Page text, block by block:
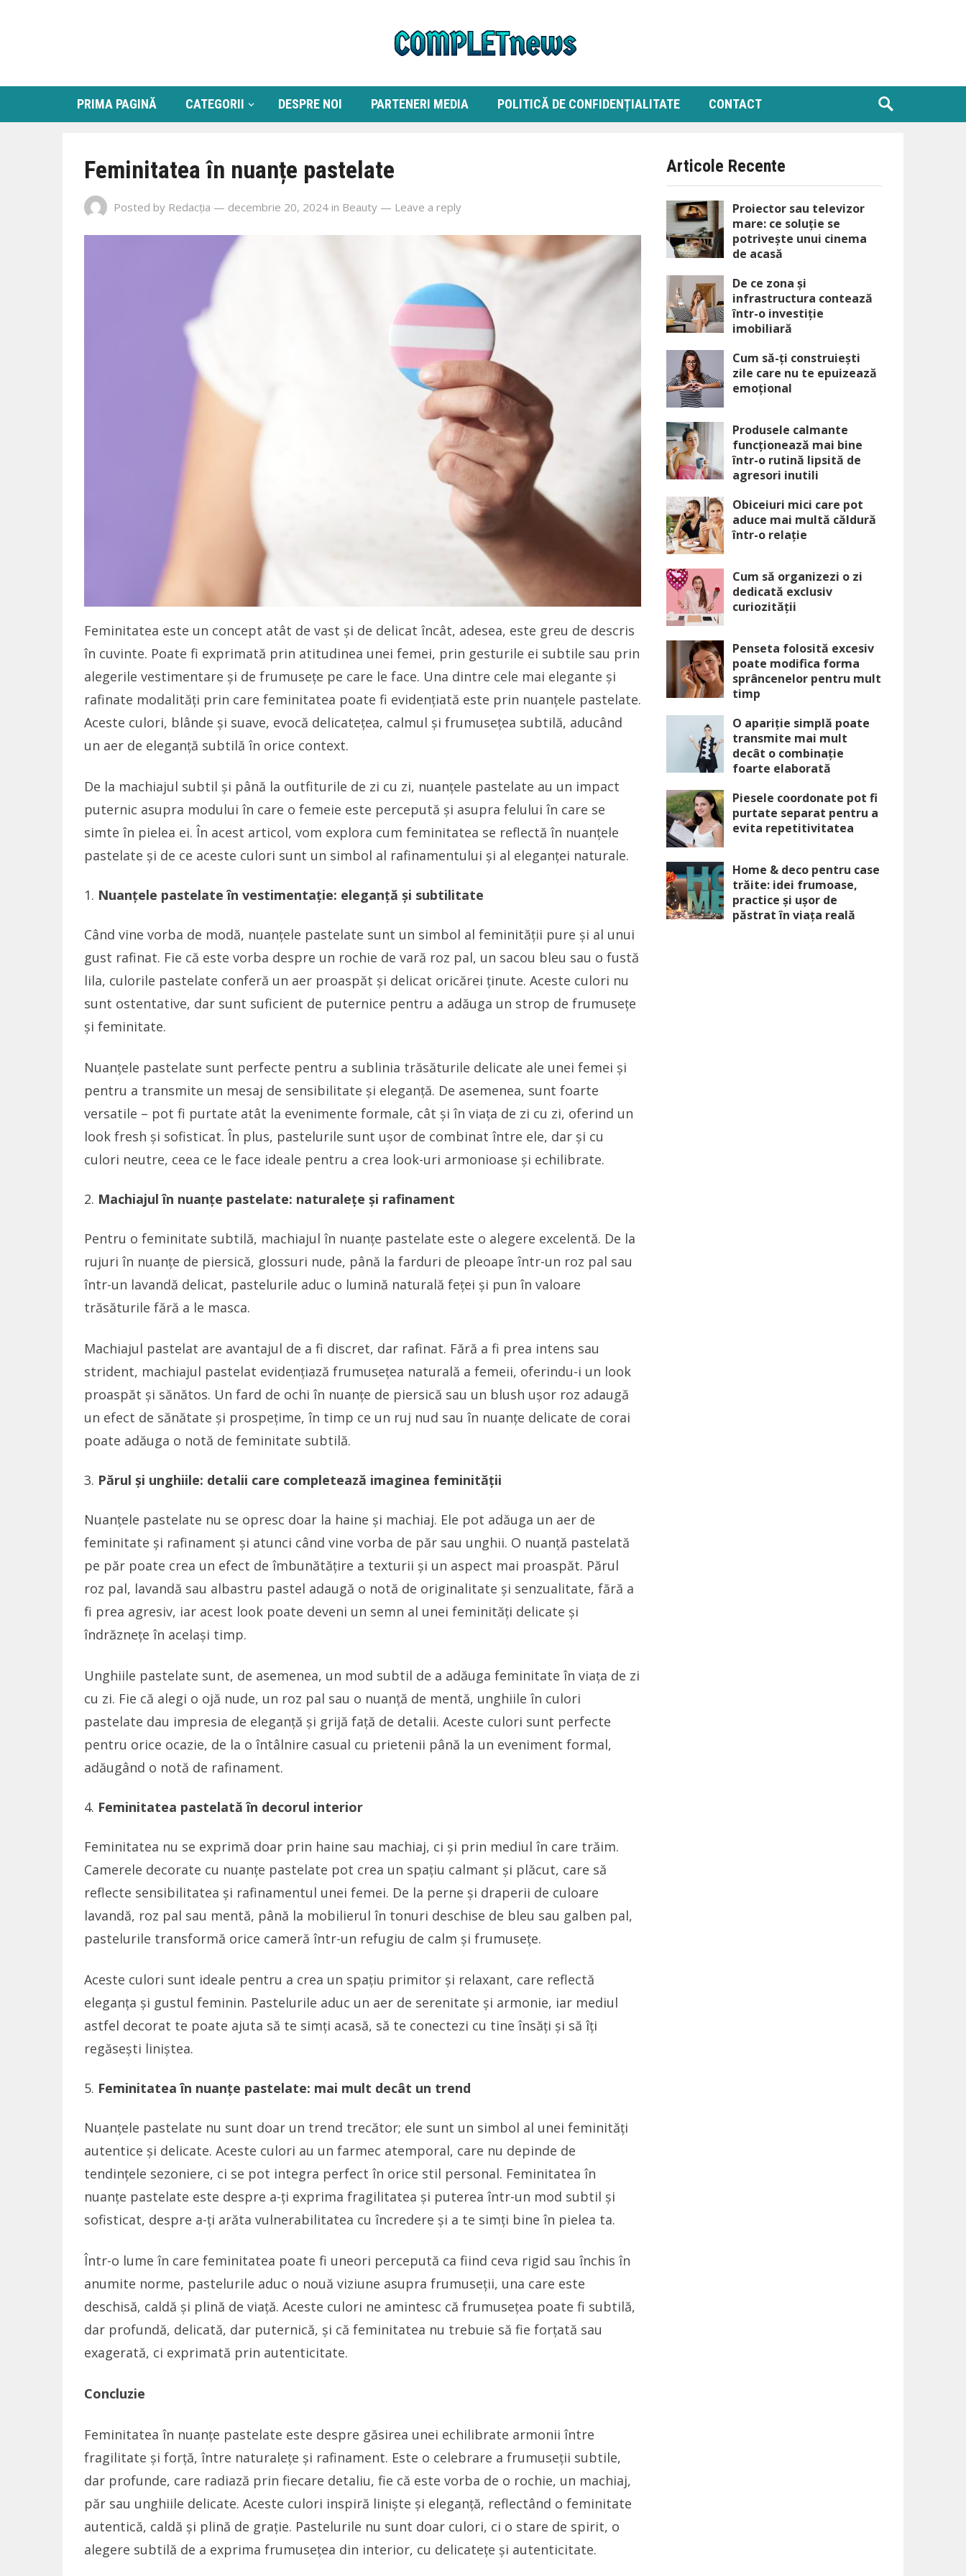
PRIMA PAGINĂ CATEGORII DESPRE NOI PARTENERI MEDIA POLITICĂ DE CONFIDENȚIALITATE CONTACT
Feminitatea în nuanțe pastelate
Posted by Redacția — decembrie 20, 2024 in Beauty — Leave a reply
Feminitatea este un concept atât de vast și de delicat încât, adesea, este greu de descris
în cuvinte. Poate fi exprimată prin atitudinea unei femei, prin gesturile ei subtile sau prin
alegerile vestimentare și de frumusețe pe care le face. Una dintre cele mai elegante și
rafinate modalități prin care feminitatea poate fi evidențiată este prin nuanțele pastelate.
Aceste culori, blânde și suave, evocă delicatețea, calmul și frumusețea subtilă, aducând
un aer de eleganță subtilă în orice context.
De la machiajul subtil și până la outfiturile de zi cu zi, nuanțele pastelate au un impact
puternic asupra modului în care o femeie este percepută și asupra felului în care se
simte în pielea ei. În acest articol, vom explora cum feminitatea se reflectă în nuanțele
pastelate și de ce aceste culori sunt un simbol al rafinamentului și al eleganței naturale.
Nuanțele pastelate în vestimentație: eleganță și subtilitate
Când vine vorba de modă, nuanțele pastelate sunt un simbol al feminității pure și al unui
gust rafinat. Fie că este vorba despre un rochie de vară roz pal, un sacou bleu sau o fustă
lila, culorile pastelate conferă un aer proaspăt și delicat oricărei ținute. Aceste culori nu
sunt ostentative, dar sunt suficient de puternice pentru a adăuga un strop de frumusețe
și feminitate.
Nuanțele pastelate sunt perfecte pentru a sublinia trăsăturile delicate ale unei femei și
pentru a transmite un mesaj de sensibilitate și eleganță. De asemenea, sunt foarte
versatile – pot fi purtate atât la evenimente formale, cât și în viața de zi cu zi, oferind un
look fresh și sofisticat. În plus, pastelurile sunt ușor de combinat între ele, dar și cu
culori neutre, ceea ce le face ideale pentru a crea look-uri armonioase și echilibrate.
Machiajul în nuanțe pastelate: naturalețe și rafinament
Pentru o feminitate subtilă, machiajul în nuanțe pastelate este o alegere excelentă. De la
rujuri în nuanțe de piersică, glossuri nude, până la farduri de pleoape într-un roz pal sau
într-un lavandă delicat, pastelurile aduc o lumină naturală feței și pun în valoare
trăsăturile fără a le masca.
Machiajul pastelat are avantajul de a fi discret, dar rafinat. Fără a fi prea intens sau
strident, machiajul pastelat evidențiază frumusețea naturală a femeii, oferindu-i un look
proaspăt și sănătos. Un fard de ochi în nuanțe de piersică sau un blush ușor roz adaugă
un efect de sănătate și prospețime, în timp ce un ruj nud sau în nuanțe delicate de corai
poate adăuga o notă de feminitate subtilă.
Părul și unghiile: detalii care completează imaginea feminității
Nuanțele pastelate nu se opresc doar la haine și machiaj. Ele pot adăuga un aer de
feminitate și rafinament și atunci când vine vorba de păr sau unghii. O nuanță pastelată
pe păr poate crea un efect de îmbunătățire a texturii și un aspect mai proaspăt. Părul
roz pal, lavandă sau albastru pastel adaugă o notă de originalitate și senzualitate, fără a
fi prea agresiv, iar acest look poate deveni un semn al unei feminități delicate și
îndrăznețe în același timp.
Unghiile pastelate sunt, de asemenea, un mod subtil de a adăuga feminitate în viața de zi
cu zi. Fie că alegi o ojă nude, un roz pal sau o nuanță de mentă, unghiile în culori
pastelate dau impresia de eleganță și grijă față de detalii. Aceste culori sunt perfecte
pentru orice ocazie, de la o întâlnire casual cu prietenii până la un eveniment formal,
adăugând o notă de rafinament.
Feminitatea pastelată în decorul interior
Feminitatea nu se exprimă doar prin haine sau machiaj, ci și prin mediul în care trăim.
Camerele decorate cu nuanțe pastelate pot crea un spațiu calmant și plăcut, care să
reflecte sensibilitatea și rafinamentul unei femei. De la perne și draperii de culoare
lavandă, roz pal sau mentă, până la mobilierul în tonuri deschise de bleu sau galben pal,
pastelurile transformă orice cameră într-un refugiu de calm și frumusețe.
Aceste culori sunt ideale pentru a crea un spațiu primitor și relaxant, care reflectă
eleganța și gustul feminin. Pastelurile aduc un aer de serenitate și armonie, iar mediul
astfel decorat te poate ajuta să te simți acasă, să te conectezi cu tine însăți și să îți
regăsești liniștea.
Feminitatea în nuanțe pastelate: mai mult decât un trend
Nuanțele pastelate nu sunt doar un trend trecător; ele sunt un simbol al unei feminități
autentice și delicate. Aceste culori au un farmec atemporal, care nu depinde de
tendințele sezoniere, ci se pot integra perfect în orice stil personal. Feminitatea în
nuanțe pastelate este despre a-ți exprima fragilitatea și puterea într-un mod subtil și
sofisticat, despre a-ți arăta vulnerabilitatea cu încredere și a te simți bine în pielea ta.
Într-o lume în care feminitatea poate fi uneori percepută ca fiind ceva rigid sau închis în
anumite norme, pastelurile aduc o nouă viziune asupra frumuseții, una care este
deschisă, caldă și plină de viață. Aceste culori ne amintesc că frumusețea poate fi subtilă,
dar profundă, delicată, dar puternică, și că feminitatea nu trebuie să fie forțată sau
exagerată, ci exprimată prin autenticitate.
Concluzie
Feminitatea în nuanțe pastelate este despre găsirea unei echilibrate armonii între
fragilitate și forță, între naturalețe și rafinament. Este o celebrare a frumuseții subtile,
dar profunde, care radiază prin fiecare detaliu, fie că este vorba de o rochie, un machiaj,
păr sau unghiile delicate. Aceste culori inspiră liniște și eleganță, reflectând o feminitate
autentică, caldă și plină de grație. Pastelurile nu sunt doar culori, ci o stare de spirit, o
alegere subtilă de a exprima frumusețea din interior, cu delicatețe și autenticitate.
Articole Recente
Proiector sau televizor
mare: ce soluție se
potrivește unui cinema
de acasă
De ce zona și
infrastructura contează
într-o investiție
imobiliară
Cum să-ți construiești
zile care nu te epuizează
emoțional
Produsele calmante
funcționează mai bine
într-o rutină lipsită de
agresori inutili
Obiceiuri mici care pot
aduce mai multă căldură
într-o relație
Cum să organizezi o zi
dedicată exclusiv
curiozității
Penseta folosită excesiv
poate modifica forma
sprâncenelor pentru mult
timp
O apariție simplă poate
transmite mai mult
decât o combinație
foarte elaborată
Piesele coordonate pot fi
purtate separat pentru a
evita repetitivitatea
Home & deco pentru case
trăite: idei frumoase,
practice și ușor de
păstrat în viața reală